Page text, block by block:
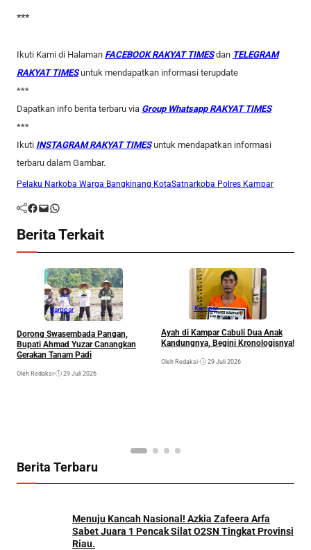
***
Ikuti Kami di Halaman FACEBOOK RAKYAT TIMESdan TELEGRAM
RAKYAT TIMESuntuk mendapatkan informasi terupdate
***
Dapatkan info berita terbaru via Group Whatsapp RAKYAT TIMES
***
Ikuti INSTAGRAM RAKYAT TIMESuntuk mendapatkan informasi
terbaru dalam Gambar.
Pelaku Narkoba Warga Bangkinang KotaSatnarkoba Polres Kampar
Facebook Mail WhatsApp
Berita Terkait
Kampar
Dorong Swasembada Pangan,
Bupati Ahmad Yuzar Canangkan
Gerakan Tanam Padi
Oleh Redaksi• 29 Juli 2026
Kampar
Ayah di Kampar Cabuli Dua Anak
Kandungnya, Begini Kronologisnya!
Oleh Redaksi• 29 Juli 2026
Berita Terbaru
Menuju Kancah Nasional! Azkia Zafeera Arfa
Sabet Juara 1 Pencak Silat O2SN Tingkat Provinsi
Riau.